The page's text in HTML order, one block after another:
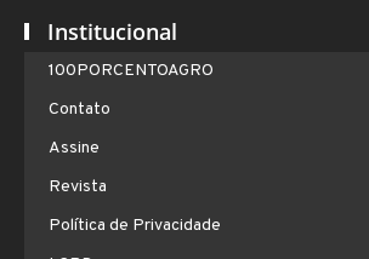
Institucional
100PORCENTOAGRO
Contato
Assine
Revista
Política de Privacidade